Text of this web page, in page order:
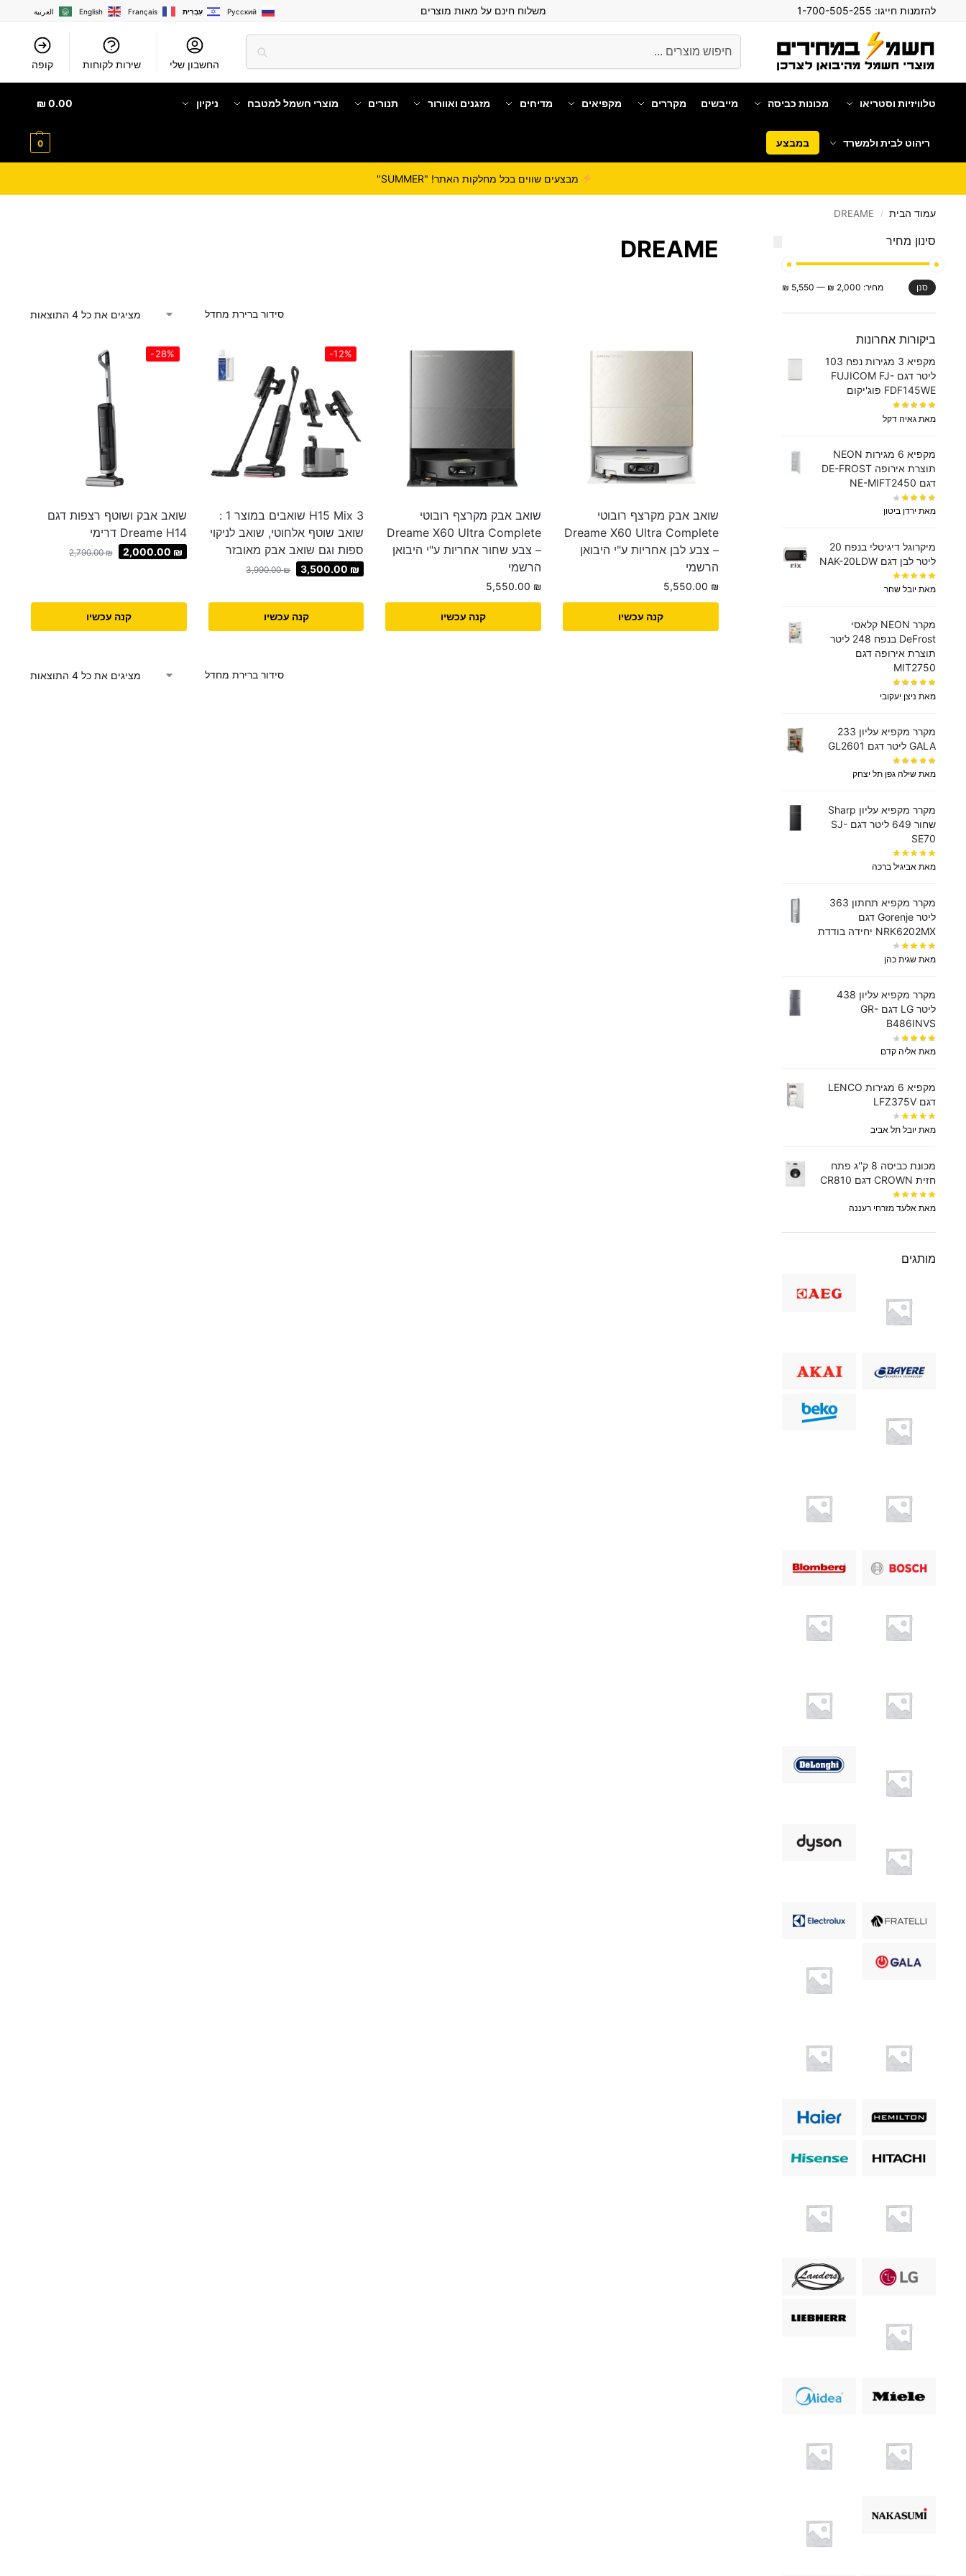
להזמנות חייגו: משלוח חינם על מאות מוצרים العربية English Français עִבְרִית Русский
החשבון שלי שירות לקוחות קופה
טלוויזיות וסטריאו מכונות כביסה מייבשים מקררים מקפיאים מדיחים מזגנים ואוורור תנורים מוצרי חשמל למטבח ניקיון
ריהוט לבית ולמשרד במבצע
0.00
₪
0
מבצעים שווים בכל מחלקות האתר! "SUMMER"
עמוד הבית /
DREAME
DREAME
מציגים את כל ⁦4⁩ התוצאות
שואב אבק מקרצף רובוטי
Dreame X60 Ultra Complete
– צבע לבן אחריות ע"י היבואן
הרשמי
5,550.00 ₪
קנה עכשיו
שואב אבק מקרצף רובוטי
Dreame X60 Ultra Complete
– צבע שחור אחריות ע"י היבואן
הרשמי
5,550.00 ₪
קנה עכשיו
-12%
H15 Mix 3 שואבים במוצר 1 :
שואב שוטף אלחוטי, שואב לניקוי
ספות וגם שואב אבק מאובזר
3,990.00₪ 3,500.00 ₪
קנה עכשיו
-28%
שואב אבק ושוטף רצפות דגם
Dreame H14 דרימי
2,790.00₪ 2,000.00 ₪
קנה עכשיו
מציגים את כל ⁦4⁩ התוצאות
סינון מחיר
סנן מחיר: 2,000 ₪
—
5,550 ₪
ביקורות אחרונות
מקפיא 3 מגירות נפח 103
ליטר דגם FUJICOM FJ-
FDF145WE פוג'יקום
מאת גאיה דקל
מקפיא 6 מגירות NEON
תוצרת אירופה DE-FROST
דגם NE-MIFT2450
מאת ירדן ביטון
מיקרוגל דיגיטלי בנפח 20
ליטר לבן דגם NAK-20LDW
מאת יובל שחר
מקרר NEON קלאסי
DeFrost בנפח 248 ליטר
תוצרת אירופה דגם
MIT2750
מאת ניצן יעקובי
מקרר מקפיא עליון 233
GALA ליטר דגם GL2601
מאת שילה גפן תל יצחק
מקרר מקפיא עליון Sharp
שחור 649 ליטר דגם SJ-
SE70
מאת אביגיל ברכה
מקרר ‏מקפיא תחתון 363
‏ליטר Gorenje דגם
NRK6202MX יחידה בודדת
מאת שגית כהן
מקרר מקפיא עליון 438
‏ליטר LG דגם GR-
B486INVS
מאת אליה קדם
מקפיא 6 מגירות LENCO
דגם LFZ375V
מאת יובל תל אביב
מכונת כביסה 8 ק''ג פתח
חזית CROWN דגם CR810
מאת אלעד מזרחי רעננה
מותגים